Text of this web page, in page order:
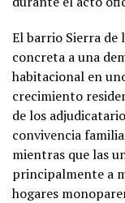
El barrio Sierra de
concreta a una
habitacional en
crecimiento
de los
convivencia
mientras que las
principalmente a
hogares